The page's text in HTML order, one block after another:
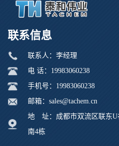
联系信息
联系人：李经理
电 话：19983060238
手机号：19983060238
邮箱：sales@tachem.cn
地 址：成都市双流区联东U
南4栋